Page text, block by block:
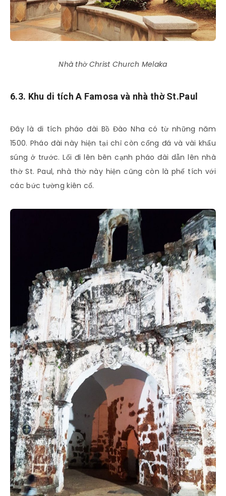
Nhà thờ Christ Church Melaka
6.3. Khu di tích A Famosa và nhà thờ St.Paul
Đây là di tích pháo đài Bồ Đào Nha có từ những năm
1500. Pháo đài này hiện tại chỉ còn cổng đá và vài khẩu
súng ở trước. Lối đi lên bên cạnh pháo đài dẫn lên nhà
thờ St. Paul, nhà thờ này hiện cũng còn là phế tích với
các bức tường kiên cố.